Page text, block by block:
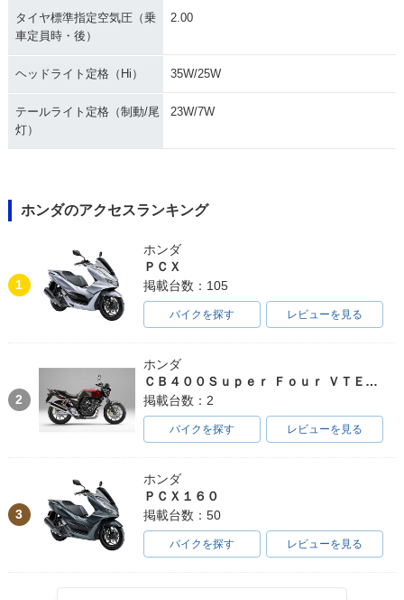
タイヤ標準指定空気圧（乗
車定員時・後）
2.00
ヘッドライト定格（Hi） 35W/25W
テールライト定格（制動/尾
灯）
23W/7W
ホンダのアクセスランキング
1
ホンダ
ＰＣＸ
掲載台数：105
バイクを探す レビューを見る
2
ホンダ
ＣＢ４００Ｓｕｐｅｒ Ｆｏｕｒ ＶＴＥＣ ＳＰＥＣ３
掲載台数：2
バイクを探す レビューを見る
3
ホンダ
ＰＣＸ１６０
掲載台数：50
バイクを探す レビューを見る